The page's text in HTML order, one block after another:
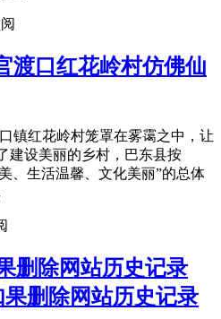
渡口红花岭村仿佛仙
镇红花岭村笼罩在雾霭之中，让
建设美丽的乡村，巴东县按
、生活温馨、文化美丽”的总体
删除网站历史记录
果删除网站历史记录